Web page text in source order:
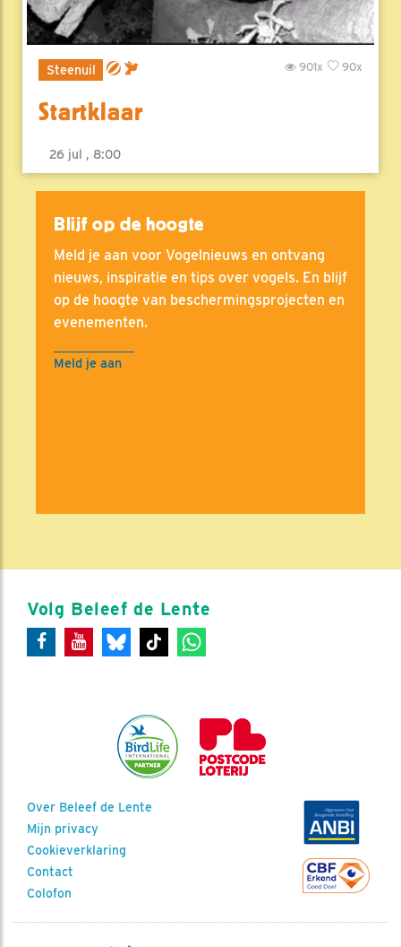
Steenuil 90x
901x
Startklaar
26 jul , 8:00
Blijf op de hoogte
Meld je aan voor Vogelnieuws en ontvang
nieuws, inspiratie en tips over vogels. En blijf
op de hoogte van beschermingsprojecten en
evenementen.
Meld je aan
Volg Beleef de Lente
Over Beleef de Lente
Mijn privacy
Cookieverklaring
Contact
Colofon